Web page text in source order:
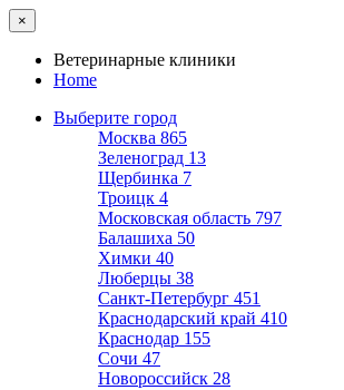
×
Ветеринарные клиники
Home
Выберите город
Москва 865
Зеленоград 13
Щербинка 7
Троицк 4
Московская область 797
Балашиха 50
Химки 40
Люберцы 38
Санкт-Петербург 451
Краснодарский край 410
Краснодар 155
Сочи 47
Новороссийск 28